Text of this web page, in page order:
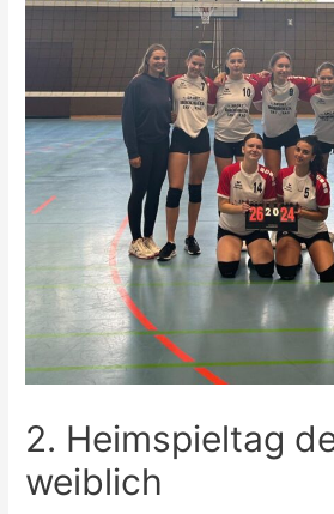
2. Heimspieltag
weiblich